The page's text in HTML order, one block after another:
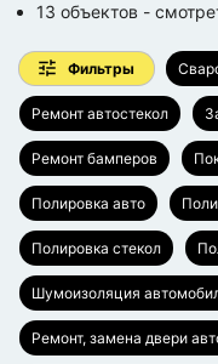
13 объектов -
Фильтры
Ремонт автостекол
Ремонт бамперов
Полировка авто
Полировка стекол
Шумоизоляция
Ремонт, замена двери